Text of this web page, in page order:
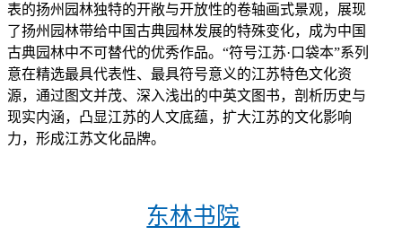
表的扬州园林独特的开敞与开放性的卷轴画式景观，展现
了扬州园林带给中国古典园林发展的特殊变化，成为中国
古典园林中不可替代的优秀作品。“符号江苏·口袋本”系列
意在精选最具代表性、最具符号意义的江苏特色文化资
源，通过图文并茂、深入浅出的中英文图书，剖析历史与
现实内涵，凸显江苏的人文底蕴，扩大江苏的文化影响
力，形成江苏文化品牌。
东林书院